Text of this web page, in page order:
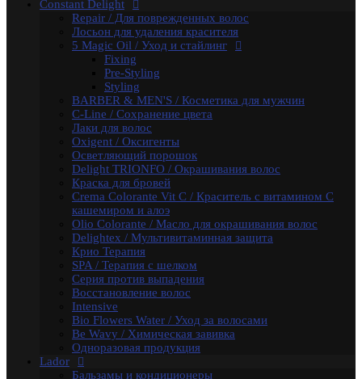
Бальзамы и кондиционеры
Защита, Лечения и Восстановления
Маски
Масла
Сыворотки
Уход за телом / Скрабы и пилинги
Шампуни
Kapous
Total Reconstruction
Arganoil
Обесцвечивающие продукты Arganoil
Стайлинг Arganoil
Уход за волосами Arganoil
Aromatic Symphony
Biotin Energy
Blond Bar
BLOND BAR Оттеночные Бальзамы
BLOND BAR Уход за Волосами
Brilliants Gloss
Caring Line
Gentleman Мужская серия
Glyoxy Sleek Hair Выпрямления волос
Go-Wash
KAPOUS DEPILATION Депиляции
Аксессуары для депиляции
Горячие воски
Constant Delight
Repair / Для поврежденных волос
Лосьон для удаления красителя
5 Magic Oil / Уход и стайлинг
Fixing
Pre-Styling
Styling
BARBER & MEN'S / Косметика для мужчин
C-Line / Сохранение цвета
Лаки для волос
Oxigent / Оксигенты
Осветляющий порошок
Delight TRIONFO / Окрашивания волос
Краска для бровей
Crema Colorante Vit C / Краситель с витамином С
кашемиром и алоэ
Olio Colorante / Масло для окрашивания волос
Delightex / Мультивитаминная защита
Крио Терапия
SPA / Терапия с шелком
Серия против выпадения
Восстановление волос
Intensive
Bio Flowers Water / Уход за волосами
Be Wavy / Химическая завивка
Одноразовая продукция
Lador
Бальзамы и кондиционеры